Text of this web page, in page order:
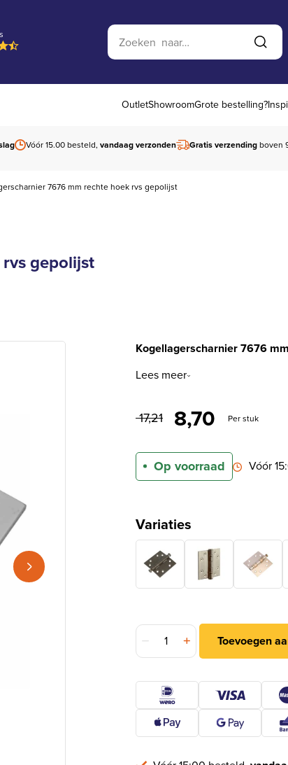
Zoek op website
OutletShowroomGrote bestelling?
Vóór 15.00 besteld, vandaag verzonden Gratis verzendingboven
7676 mm rechte hoek rvs gepolijst
gepolijst
Kogellagerscharnier 7676
Lees meer
17,21 8,70 Per stuk
Op voorraad Vóór
Variaties
Kogellagerscharnier 7676 mm
Toevoegen